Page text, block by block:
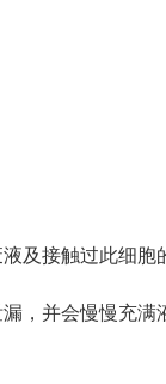
及接触过此细胞
，并会慢慢充满